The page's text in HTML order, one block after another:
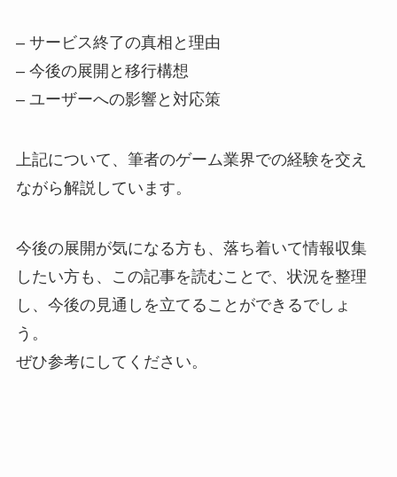
– サービス終了の真相と理由
– 今後の展開と移行構想
– ユーザーへの影響と対応策
上記について、筆者のゲーム業界での経験を交え
ながら解説しています。
今後の展開が気になる方も、落ち着いて情報収集
したい方も、この記事を読むことで、状況を整理
し、今後の見通しを立てることができるでしょ
う。
ぜひ参考にしてください。